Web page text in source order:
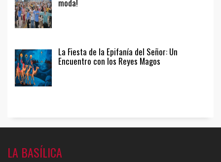
moda!
La Fiesta de la Epifanía del Señor: Un
Encuentro con los Reyes Magos
LA BASÍLICA